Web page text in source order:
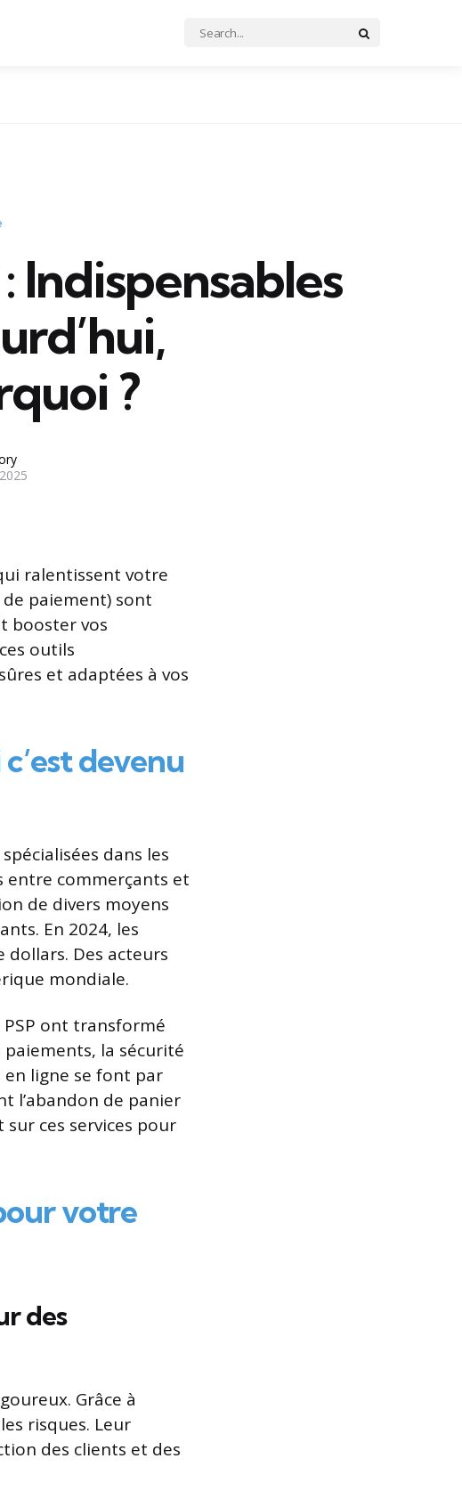
Search
for:
: Indispensables
?
ralentissent votre
de paiement) sont
booster vos
outils
et adaptées à vos
devenu
dans les
entre commerçants et
de divers moyens
En 2024, les
Des acteurs
mondiale.
ont transformé
paiements, la sécurité
en ligne se font par
l’abandon de panier
sur ces services pour
votre
des
Grâce à
risques. Leur
des clients et des